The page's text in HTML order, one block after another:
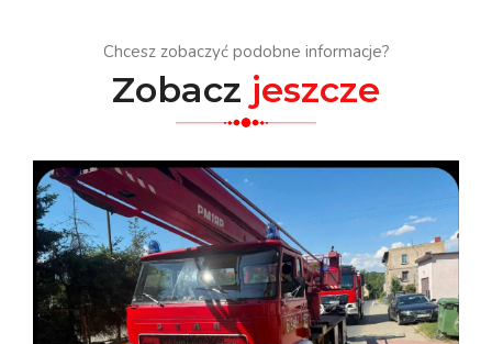
Chcesz zobaczyć podobne informacje?
Zobacz jeszcze